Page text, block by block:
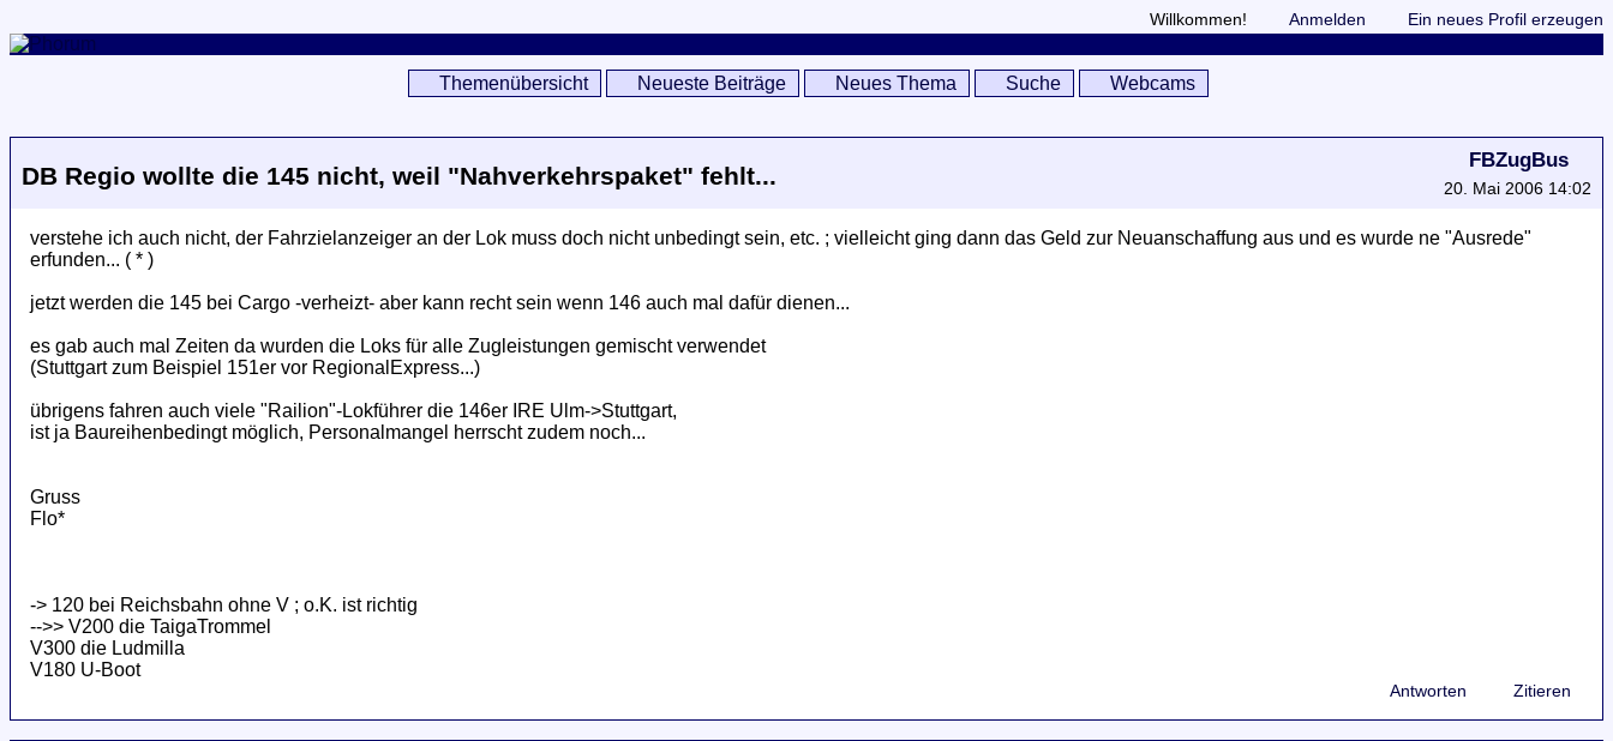
Willkommen! Anmelden Ein neues Profil erzeugen
Themenübersicht Neueste Beiträge Neues Thema Suche Webcams
DB Regio wollte die 145 nicht, weil "Nahverkehrspaket" fehlt...
FBZugBus
20. Mai 2006 14:02
verstehe ich auch nicht, der Fahrzielanzeiger an der Lok muss doch nicht unbedingt sein, etc. ; vielleicht ging dann das Geld zur Neuanschaffung aus und es wurde ne "Ausrede"
erfunden... ( * )
jetzt werden die 145 bei Cargo -verheizt- aber kann recht sein wenn 146 auch mal dafür dienen...
es gab auch mal Zeiten da wurden die Loks für alle Zugleistungen gemischt verwendet
(Stuttgart zum Beispiel 151er vor RegionalExpress...)
übrigens fahren auch viele "Railion"-Lokführer die 146er IRE Ulm->Stuttgart,
ist ja Baureihenbedingt möglich, Personalmangel herrscht zudem noch...
Gruss
Flo*
-> 120 bei Reichsbahn ohne V ; o.K. ist richtig
-->> V200 die TaigaTrommel
V300 die Ludmilla
V180 U-Boot
Antworten Zitieren